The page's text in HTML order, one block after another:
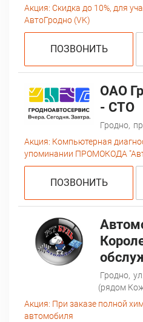
Акция: Скидка до 10%, для
АвтоГродно (VK)
ПОЗВОНИТЬ
ОАО
- СТО
Гродно,
Акция: Компьютерная
упоминании ПРОМОКОДА
ПОЗВОНИТЬ
Гродно,
(рядом
Акция: При заказе полной
автомобиля